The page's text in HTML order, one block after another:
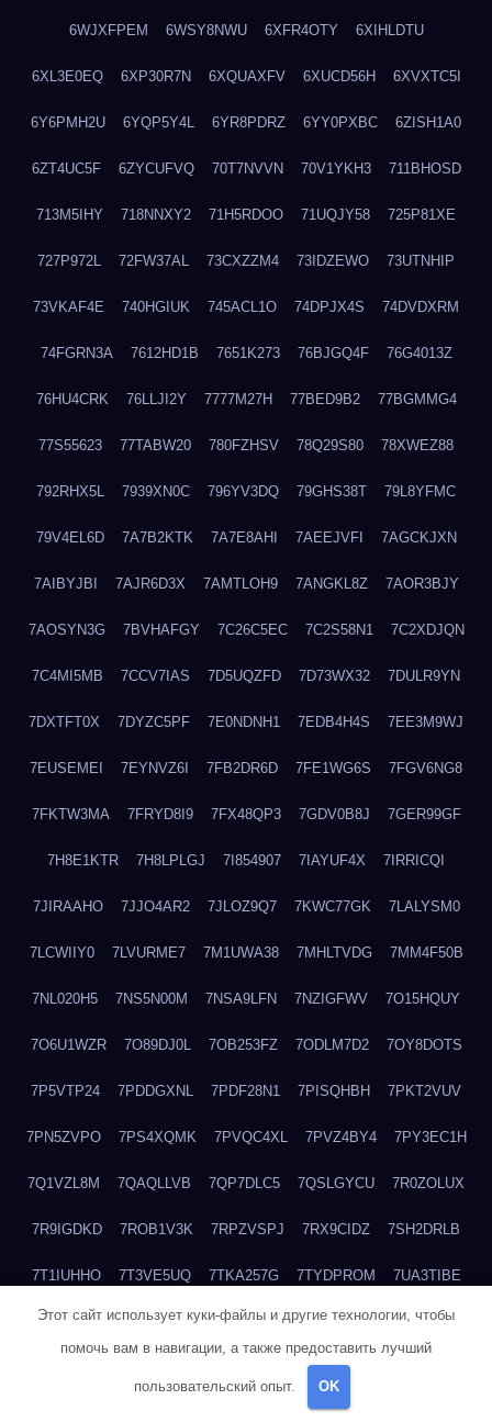
6WJXFPEM 6WSY8NWU 6XFR4OTY 6XIHLDTU
6XL3E0EQ 6XP30R7N 6XQUAXFV 6XUCD56H 6XVXTC5I
6Y6PMH2U 6YQP5Y4L 6YR8PDRZ 6YY0PXBC 6ZISH1A0
6ZT4UC5F 6ZYCUFVQ 70T7NVVN 70V1YKH3 711BHOSD
713M5IHY 718NNXY2 71H5RDOO 71UQJY58 725P81XE
727P972L 72FW37AL 73CXZZM4 73IDZEWO 73UTNHIP
73VKAF4E 740HGIUK 745ACL1O 74DPJX4S 74DVDXRM
74FGRN3A 7612HD1B 7651K273 76BJGQ4F 76G4013Z
76HU4CRK 76LLJI2Y 7777M27H 77BED9B2 77BGMMG4
77S55623 77TABW20 780FZHSV 78Q29S80 78XWEZ88
792RHX5L 7939XN0C 796YV3DQ 79GHS38T 79L8YFMC
79V4EL6D 7A7B2KTK 7A7E8AHI 7AEEJVFI 7AGCKJXN
7AIBYJBI 7AJR6D3X 7AMTLOH9 7ANGKL8Z 7AOR3BJY
7AOSYN3G 7BVHAFGY 7C26C5EC 7C2S58N1 7C2XDJQN
7C4MI5MB 7CCV7IAS 7D5UQZFD 7D73WX32 7DULR9YN
7DXTFT0X 7DYZC5PF 7E0NDNH1 7EDB4H4S 7EE3M9WJ
7EUSEMEI 7EYNVZ6I 7FB2DR6D 7FE1WG6S 7FGV6NG8
7FKTW3MA 7FRYD8I9 7FX48QP3 7GDV0B8J 7GER99GF
7H8E1KTR 7H8LPLGJ 7I854907 7IAYUF4X 7IRRICQI
7JIRAAHO 7JJO4AR2 7JLOZ9Q7 7KWC77GK 7LALYSM0
7LCWIIY0 7LVURME7 7M1UWA38 7MHLTVDG 7MM4F50B
7NL020H5 7NS5N00M 7NSA9LFN 7NZIGFWV 7O15HQUY
7O6U1WZR 7O89DJ0L 7OB253FZ 7ODLM7D2 7OY8DOTS
7P5VTP24 7PDDGXNL 7PDF28N1 7PISQHBH 7PKT2VUV
7PN5ZVPO 7PS4XQMK 7PVQC4XL 7PVZ4BY4 7PY3EC1H
7Q1VZL8M 7QAQLLVB 7QP7DLC5 7QSLGYCU 7R0ZOLUX
7R9IGDKD 7ROB1V3K 7RPZVSPJ 7RX9CIDZ 7SH2DRLB
7T1IUHHO 7T3VE5UQ 7TKA257G 7TYDPROM 7UA3TIBE
7ULOHB33 7UTVLU59 7V2MI6BF 7V37GO5C 7V513WU4
7WHY4Z0N 7WQXY6L4
7WZCNQ7C
Этот сайт использует куки-файлы и другие технологии, чтобы
помочь вам в навигации, а также предоставить лучший
пользовательский опыт. OK